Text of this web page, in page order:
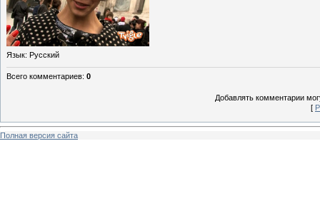
Язык: Русский
Всего комментариев: 0
Добавлять комментарии
[
Полная версия сайта